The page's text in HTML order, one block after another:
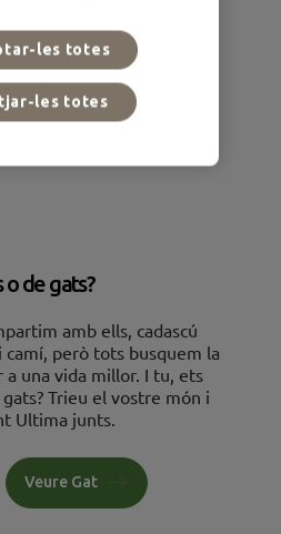
o de gats?
amb ells, cadascú
camí, però tots busquem la
una vida millor. I tu, ets
Trieu el vostre món i
Ultima junts.
Veure Gat
les totes
les totes